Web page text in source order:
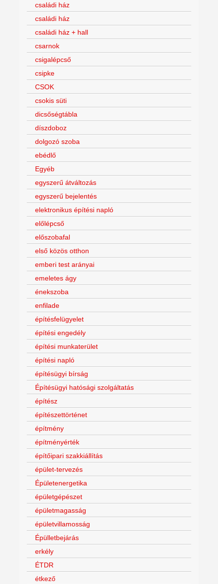
családi ház
családi ház
családi ház + hall
csarnok
csigalépcső
csipke
CSOK
csokis süti
dicsőségtábla
díszdoboz
dolgozó szoba
ebédlő
Egyéb
egyszerű átváltozás
egyszerű bejelentés
elektronikus építési napló
előlépcső
előszobafal
első közös otthon
emberi test arányai
emeletes ágy
énekszoba
enfilade
építésfelügyelet
építési engedély
építési munkaterület
építési napló
építésügyi bírság
Építésügyi hatósági szolgáltatás
építész
építészettörténet
építmény
építményérték
építőipari szakkiállítás
épület-tervezés
Épületenergetika
épületgépészet
épületmagasság
épületvillamosság
Épülletbejárás
erkély
ÉTDR
étkező